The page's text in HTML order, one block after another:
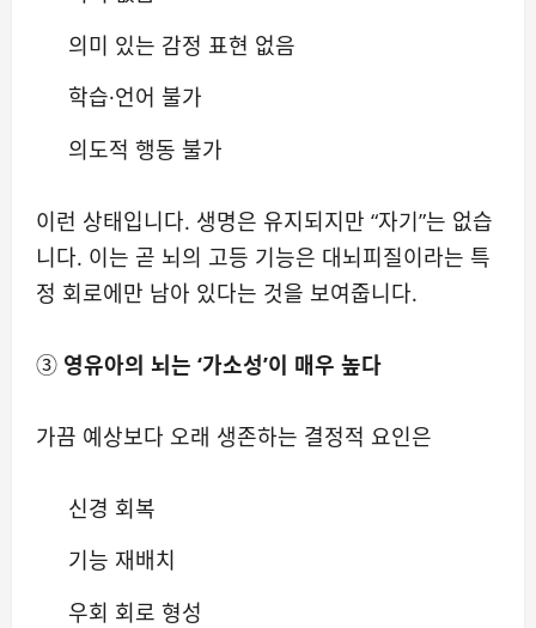
의미 있는 감정 표현 없음
학습·언어 불가
의도적 행동 불가
이런 상태입니다. 생명은 유지되지만 “자기”는 없습
니다. 이는 곧 뇌의 고등 기능은 대뇌피질이라는 특
정 회로에만 남아 있다는 것을 보여줍니다.
③ 영유아의 뇌는 ‘가소성’이 매우 높다
가끔 예상보다 오래 생존하는 결정적 요인은
신경 회복
기능 재배치
우회 회로 형성